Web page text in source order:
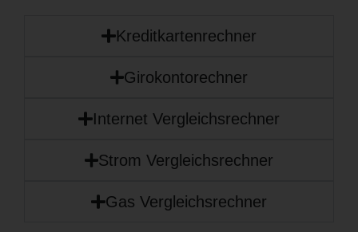
Kreditkartenrechner
Girokontorechner
Internet Vergleichsrechner
Strom Vergleichsrechner
Gas Vergleichsrechner